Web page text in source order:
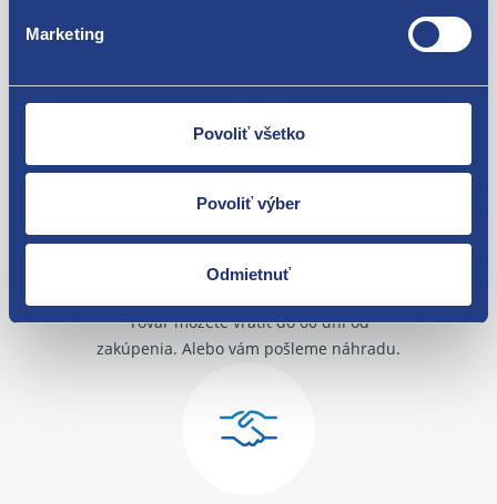
Marketing
Povoliť všetko
Povoliť výber
Odmietnuť
Renault Clio II 1998 - 2001 1.6 - K7M
Renault Clio II 2001 - 2005 1.6 - K7M
Renault Kangoo 1998 - 2003 1.6 - K7M
Renault Kangoo II 2008 - 1.6 - K7M
Renault Mégane 1999 - 2002 1.4 - E7J
Renault Mégane Scenic 1996 - 1999 1.6 - K7M
Renault Thalia 1999 - 2001 1.4 - K7J
Renault Thalia 2001 - 2008 1.4 - K7J
Renault Thalia 2001 - 2008 1.6 - K7M
Za kvalitu ručíme!
Tovar môžete vrátiť do 60 dní od
zakúpenia. Alebo vám pošleme náhradu.